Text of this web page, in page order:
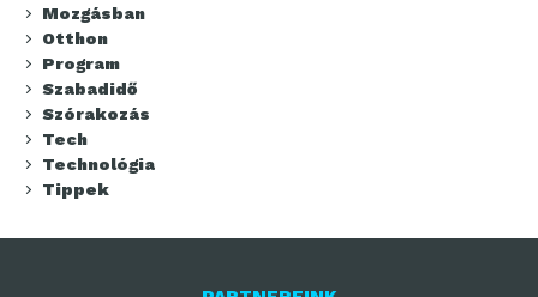
Mozgásban
Otthon
Program
Szabadidő
Szórakozás
Tech
Technológia
Tippek